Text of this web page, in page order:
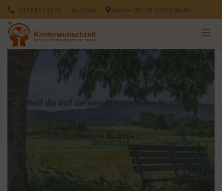
Weil du auf deinen Weg wieder Kraft und
brauchst
0173 613 28 50 Kontakt Genter Str. 56, 13353 Berlin